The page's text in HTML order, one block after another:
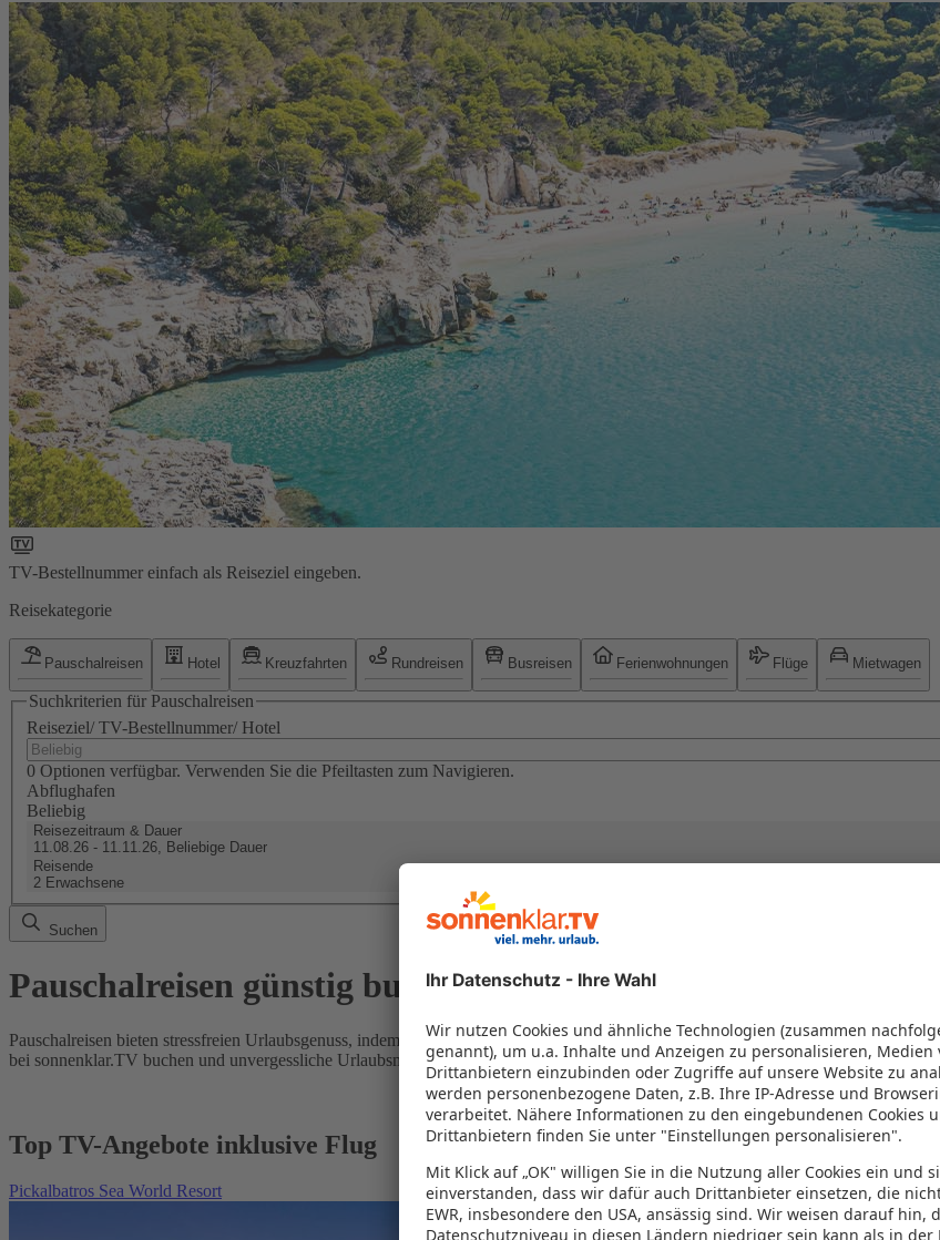
TV-Bestellnummer einfach als Reiseziel eingeben.
Reisekategorie
Pauschalreisen Hotel Kreuzfahrten Rundreisen Busreisen Ferienwohnungen Flüge Mietwagen
Suchkriterien für Pauschalreisen
Reiseziel/ TV-Bestellnummer/ Hotel
0 Optionen verfügbar. Verwenden Sie die Pfeiltasten zum Navigieren.
Abflughafen
Beliebig
Reisezeitraum & Dauer
11.08.26 - 11.11.26, Beliebige Dauer
Reisende
2 Erwachsene
Suchen
Pauschalreisen günstig buchen
Pauschalreisen bieten stressfreien Urlaubsgenuss, indem Flug und Hotel in einem Paket kombiniert werden – das spart Zeit und
bei sonnenklar.TV buchen und unvergessliche Urlaubsmomente erleben!
Top TV-Angebote inklusive Flug
Pickalbatros Sea World Resort